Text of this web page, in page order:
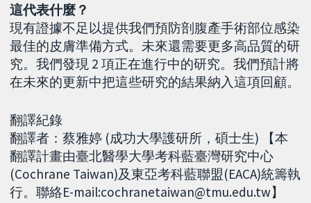
這代表什麼？
現有證據不足以提供我們預防剖腹產手術部位感染
最佳的皮膚準備方式。未來還需要更多高品質的研
究。我們發現 2 項正在進行中的研究。我們預計將
在未來的更新中把這些研究的結果納入這項回顧。
翻譯紀錄
翻譯者：蔡雅婷 (成功大學護研所，碩士生) 【本
翻譯計畫由臺北醫學大學考科藍臺灣研究中心
(Cochrane Taiwan)及東亞考科藍聯盟(EACA)統籌執
行。聯絡E-mail:cochranetaiwan@tmu.edu.tw】